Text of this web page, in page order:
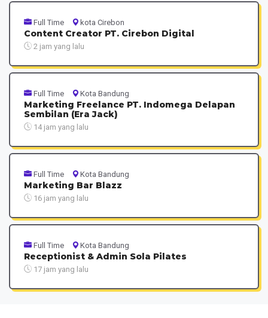
Full Time kota Cirebon
Content Creator PT. Cirebon Digital
2 jam yang lalu
Full Time Kota Bandung
Marketing Freelance PT. Indomega Delapan
Sembilan (Era Jack)
14 jam yang lalu
Full Time Kota Bandung
Marketing Bar Blazz
16 jam yang lalu
Full Time Kota Bandung
Receptionist & Admin Sola Pilates
17 jam yang lalu